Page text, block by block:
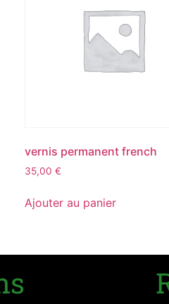
vernis permanent french
35,00€
Ajouter au panier